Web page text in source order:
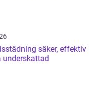
säker, effektiv
underskattad